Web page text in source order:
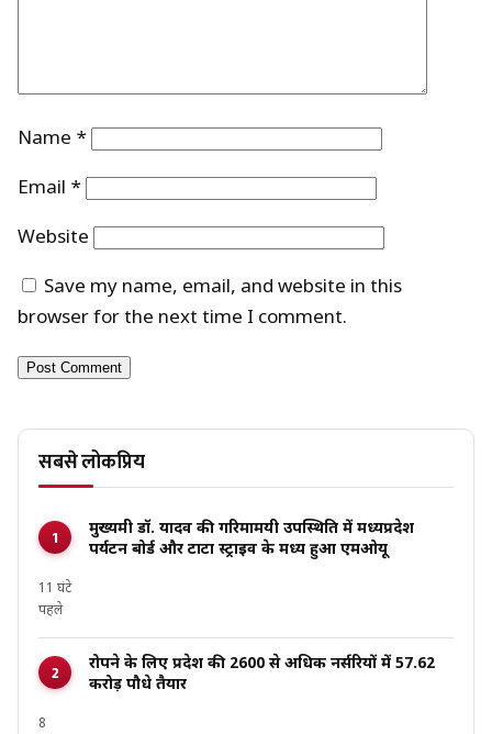
Name *
Email *
Website
Save my name, email, and website in this
browser for the next time I comment.
सबसे लोकप्रिय
मुख्यमंत्री डॉ. यादव की गरिमामयी उपस्थिति में मध्यप्रदेश
पर्यटन बोर्ड और टाटा स्ट्राइव के मध्य हुआ एमओयू
11 घंटे
पहले
रोपने के लिए प्रदेश की 2600 से अधिक नर्सरियों में 57.62
करोड़ पौधे तैयार
8